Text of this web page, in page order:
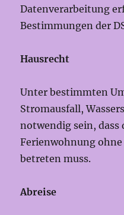
Datenverarbeitung
Bestimmungen der
Hausrecht
Unter bestimmten
Stromausfall,
notwendig sein, dass
Ferienwohnung
betreten muss.
Abreise